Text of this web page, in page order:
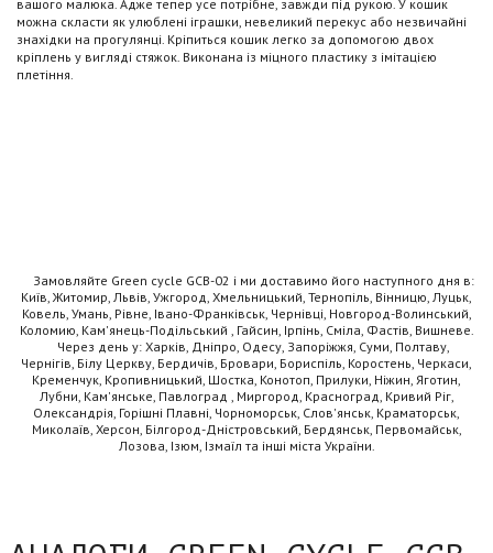
вашого малюка. Адже тепер усе потрібне, завжди під рукою. У кошик
можна скласти як улюблені іграшки, невеликий перекус або незвичайні
знахідки на прогулянці. Кріпиться кошик легко за допомогою двох
кріплень у вигляді стяжок. Виконана із міцного пластику з імітацією
плетіння.
Замовляйте Green cycle GCB-02 і ми доставимо його наступного дня в:
Київ, Житомир, Львів, Ужгород, Хмельницький, Тернопіль, Вінницю, Луцьк,
Ковель, Умань, Рівне, Івано-Франківськ, Чернівці, Новгород-Волинський,
Коломию, Кам'янець-Подільський , Гайсин, Ірпінь, Сміла, Фастів, Вишневе.
Через день у: Харків, Дніпро, Одесу, Запоріжжя, Суми, Полтаву,
Чернігів, Білу Церкву, Бердичів, Бровари, Бориспіль, Коростень, Черкаси,
Кременчук, Кропивницький, Шостка, Конотоп, Прилуки, Ніжин, Яготин,
Лубни, Кам'янське, Павлоград , Миргород, Красноград, Кривий Ріг,
Олександрія, Горішні Плавні, Чорноморськ, Слов'янськ, Краматорськ,
Миколаїв, Херсон, Білгород-Дністровський, Бердянськ, Первомайськ,
Лозова, Ізюм, Ізмаїл та інші міста України.